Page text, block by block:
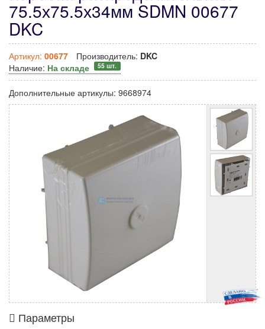
75.5х75.5х34мм SDMN 00677
DKC
Артикул: 00677 Производитель: DKC
Наличие: На складе 55 шт.
Дополнительные артикулы: 9668974
Параметры